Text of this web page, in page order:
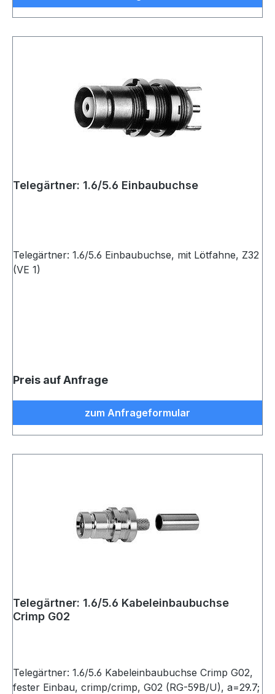
Telegärtner: 1.6/5.6 Einbaubuchse
Telegärtner: 1.6/5.6 Einbaubuchse, mit Lötfahne, Z32
(VE 1)
Preis auf Anfrage
zum Anfrageformular
Telegärtner: 1.6/5.6 Kabeleinbaubuchse
Crimp G02
Telegärtner: 1.6/5.6 Kabeleinbaubuchse Crimp G02,
fester Einbau, crimp/crimp, G02 (RG-59B/U), a=29.7;